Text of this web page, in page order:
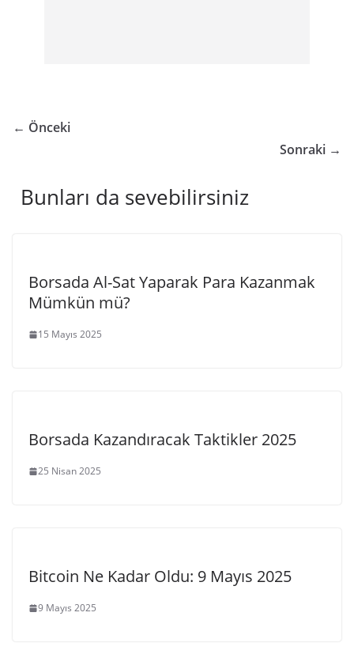
← Önceki
Sonraki →
Bunları da sevebilirsiniz
Borsada Al-Sat Yaparak Para Kazanmak
Mümkün mü?
15 Mayıs 2025
Borsada Kazandıracak Taktikler 2025
25 Nisan 2025
Bitcoin Ne Kadar Oldu: 9 Mayıs 2025
9 Mayıs 2025